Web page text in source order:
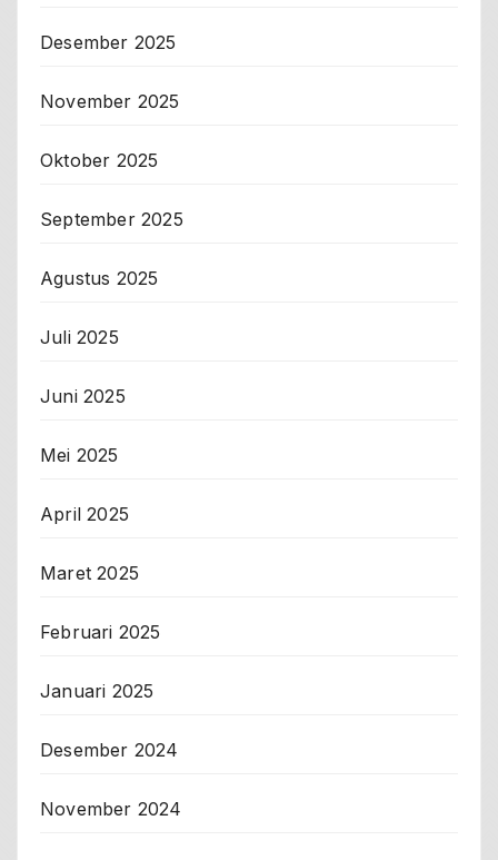
Desember 2025
November 2025
Oktober 2025
September 2025
Agustus 2025
Juli 2025
Juni 2025
Mei 2025
April 2025
Maret 2025
Februari 2025
Januari 2025
Desember 2024
November 2024